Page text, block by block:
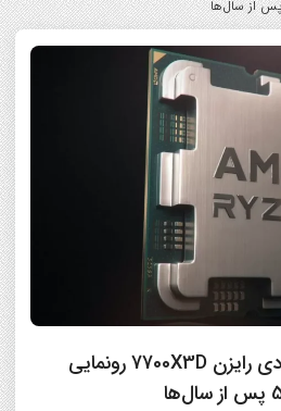
AMD از پردازنده اقتصادی رایزن 7700X3D رونمایی